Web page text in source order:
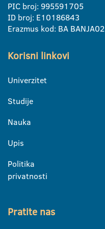
PIC broj: 995591705
ID broj: E10186843
Erazmus kod: BA BANJA02
Korisni linkovi
Univerzitet
Studije
Nauka
Upis
Politika
privatnosti
Pratite nas